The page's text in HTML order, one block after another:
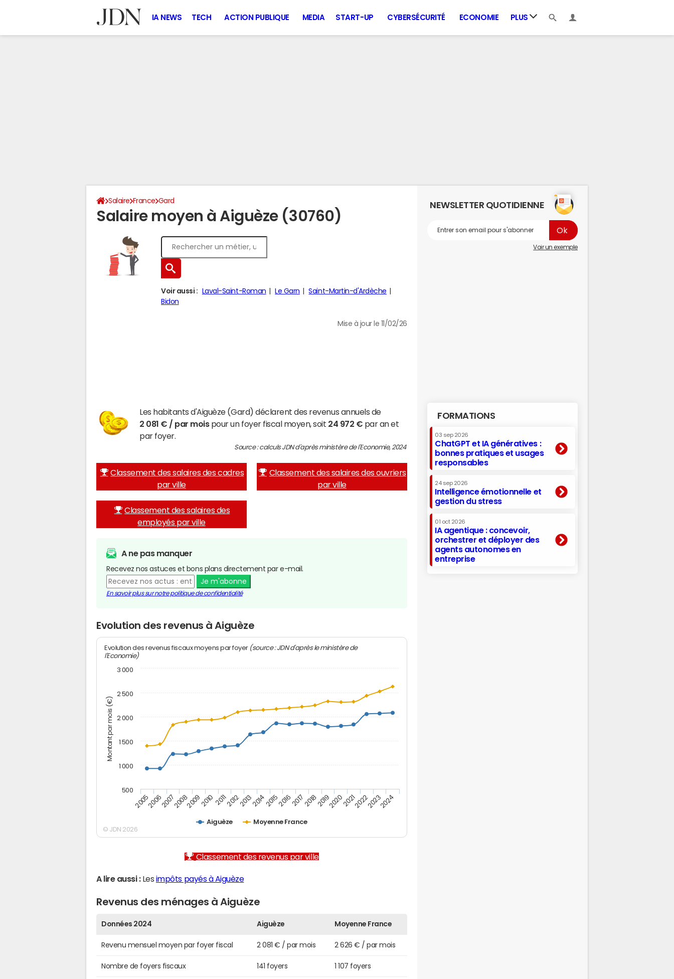
IA NEWS TECH ACTION PUBLIQUE MEDIA START-UP CYBERSÉCURITÉ ECONOMIE PLUS
Salaire France Gard
Salaire moyen à Aiguèze (30760)
Voir aussi : Laval-Saint-Roman Le Garn
Saint-Martin-d'Ardèche
Bidon
Mise à jour le 11/02/26
Les habitants d'Aiguèze (Gard) déclarent des revenus annuels de
2 081 € / par moispour un foyer fiscal moyen, soit 24 972 € par an et
par foyer.
Source : calculs JDN d'après ministère de l'Economie, 2024
Classement des salaires des cadres
par ville
Classement des salaires des ouvriers
par ville
Classement des salaires des
employés par ville
A ne pas manquer
Recevez nos astuces et bons plans directement par e-mail.
Je m'abonne
En savoir plus sur notre politique de confidentialité
Evolution des revenus à Aiguèze
Montant par mois (€)
Evolution des revenus fiscaux moyens par foyer (source : JDN d'après le ministère de
l'Economie)
Aiguèze Moyenne France
200520062007200820092010 20112012201320142015201620172018201920202021202220232024
500
1 000
1 500
2 000
2 500
3 000
© JDN 2026
Classement des revenus par ville
A lire aussi :Les impôts payés à Aiguèze
Revenus des ménages à Aiguèze
Données 2024 Aiguèze Moyenne France
Revenu mensuel moyen par foyer fiscal 2 081 € / par mois 2 626 € / par mois
Nombre de foyers fiscaux 141 foyers 1 107 foyers
NEWSLETTER QUOTIDIENNE
Voir un exemple
FORMATIONS
03 sep 2026
ChatGPT et IA génératives :
bonnes pratiques et usages
responsables
24 sep 2026
Intelligence émotionnelle et
gestion du stress
01 oct 2026
IA agentique : concevoir,
orchestrer et déployer des
agents autonomes en
entreprise